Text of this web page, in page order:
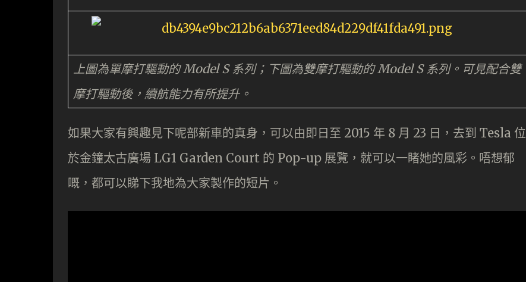
上圖為單摩打驅動的 Model S 系列；下圖為雙摩打驅動的 Model S 系列。可見配合雙
摩打驅動後，續航能力有所提升。
如果大家有興趣見下呢部新車的真身，可以由即日至 2015 年 8 月 23 日，去到 Tesla 位
於金鐘太古廣場 LG1 Garden Court 的 Pop-up 展覽，就可以一睹她的風彩。唔想郁
嘅，都可以睇下我地為大家製作的短片。